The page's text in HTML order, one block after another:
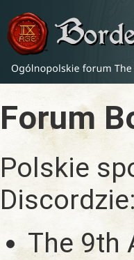
Forum
Polskie
Discordzie:
The 9th